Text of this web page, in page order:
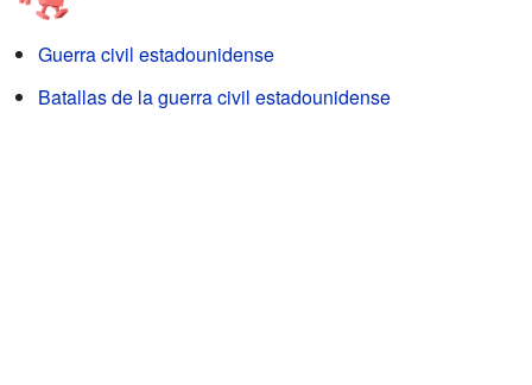
Guerra civil estadounidense
Batallas de la guerra civil estadounidense